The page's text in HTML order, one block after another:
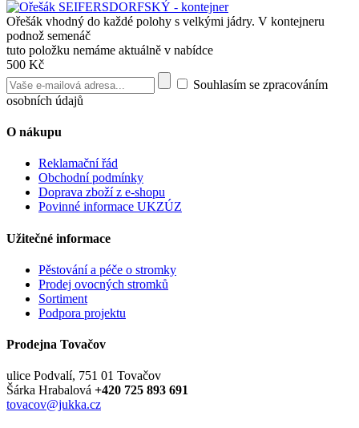
Ořešák vhodný do každé polohy s velkými jádry. V kontejneru
podnož semenáč
tuto položku nemáme aktuálně v nabídce
500 Kč
Souhlasím se zpracováním
osobních údajů
O nákupu
Reklamační řád
Obchodní podmínky
Doprava zboží z e-shopu
Povinné informace UKZÚZ
Užitečné informace
Pěstování a péče o stromky
Prodej ovocných stromků
Sortiment
Podpora projektu
Prodejna Tovačov
ulice Podvalí, 751 01 Tovačov
Šárka Hrabalová +420 725 893 691
tovacov@jukka.cz